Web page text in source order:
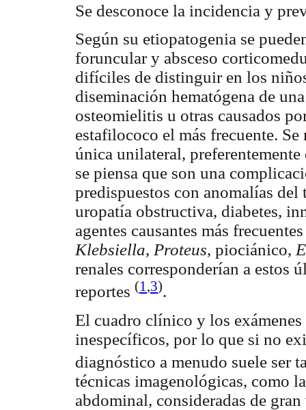
Se desconoce la incidencia y
Según su etiopatogenia se
foruncular y absceso
difíciles de distinguir en los
diseminación hematógena de
osteomielitis u otras causados
estafilococo el más frecuente.
única unilateral,
se piensa que son una
predispuestos con anomalías
uropatía obstructiva, diabetes,
agentes causantes más
Klebsiella, Proteus, piociánico,
renales corresponderían a estos
reportes (1 ,3).
El cuadro clínico y los
inespecíficos, por lo que si no
diagnóstico a menudo suele ser
técnicas imagenológicas, como
abdominal, consideradas de